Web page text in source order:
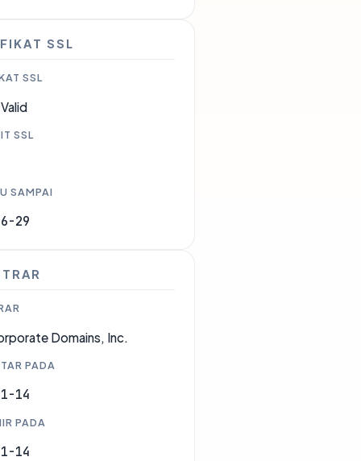
SSL
SSL
SSL
SAMPAI
29
Domains, Inc.
PADA
14
PADA
14